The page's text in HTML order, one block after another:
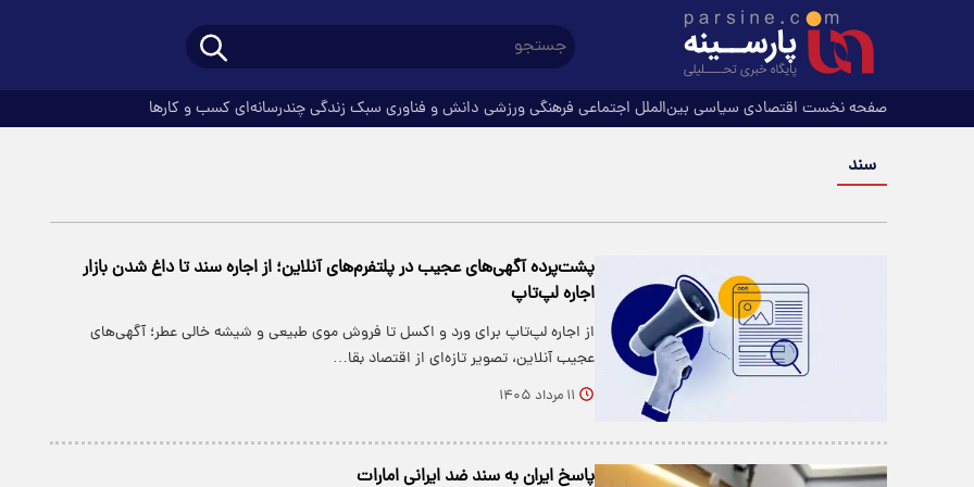
صفحه نخست اقتصادی سیاسی بین‌الملل اجتماعی فرهنگیورزشی دانش و فناوری سبک زندگیچندرسانه‌ای کسب و کارها
سند
پشت‌پرده آگهی‌های عجیب در پلتفرم‌های آنلاین؛ از اجاره سند تا داغ شدن بازار
اجاره لپ‌تاپ
از اجاره لپ‌تاپ برای ورد و اکسل تا فروش موی طبیعی و شیشه خالی عطر؛ آگهی‌های
عجیب آنلاین، تصویر تازه‌ای از اقتصاد بقا…
۱۱ مرداد ۱۴۰۵
پاسخ ایران به سند ضد ایرانی امارات